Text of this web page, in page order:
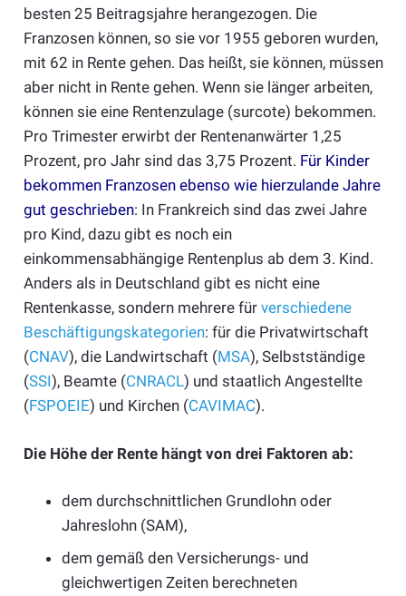
besten 25 Beitragsjahre herangezogen. Die
Franzosen können, so sie vor 1955 geboren wurden,
mit 62 in Rente gehen. Das heißt, sie können, müssen
aber nicht in Rente gehen. Wenn sie länger arbeiten,
können sie eine Rentenzulage (surcote) bekommen.
Pro Trimester erwirbt der Rentenanwärter 1,25
Prozent, pro Jahr sind das 3,75 Prozent. Für Kinder
bekommen Franzosen ebenso wie hierzulande Jahre
gut geschrieben: In Frankreich sind das zwei Jahre
pro Kind, dazu gibt es noch ein
einkommensabhängige Rentenplus ab dem 3. Kind.
Anders als in Deutschland gibt es nicht eine
Rentenkasse, sondern mehrere für verschiedene
Beschäftigungskategorien: für die Privatwirtschaft
(CNAV), die Landwirtschaft (MSA), Selbstständige
(SSI), Beamte (CNRACL) und staatlich Angestellte
(FSPOEIE) und Kirchen (CAVIMAC).
Die Höhe der Rente hängt von drei Faktoren ab:
dem durchschnittlichen Grundlohn oder
Jahreslohn (SAM),
dem gemäß den Versicherungs- und
gleichwertigen Zeiten berechneten